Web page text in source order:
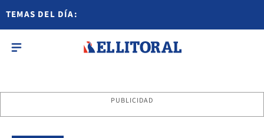
TEMAS DEL DÍA:
PUBLICIDAD